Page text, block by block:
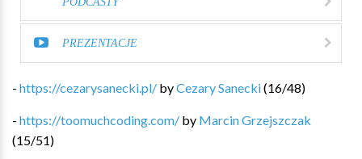
PREZENTACJE
- https://cezarysanecki.pl/ byCezary Sanecki(16/48)
- https://toomuchcoding.com/ by Marcin Grzejszczak
(15/51)